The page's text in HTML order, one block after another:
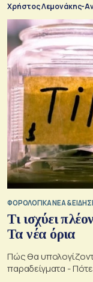
Χρήστος Λεμονάκης-
ΦΟΡΟΛΟΓΙΚΑ ΝΕΑ &
Τι ισχύει
Τα νέα όρια
Πώς θα
παραδείγματα -